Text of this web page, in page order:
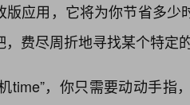
版应用，它将为你节省多
，费尽周折地寻找某个特定
time”，你只需要动动手指